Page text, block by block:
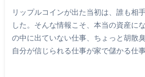
リップルコインが出た当初は、誰も相
した。そんな情報こそ、本当の資産に
の中に出ていない仕事、ちょっと胡散
自分が信じられる仕事が家で儲かる仕